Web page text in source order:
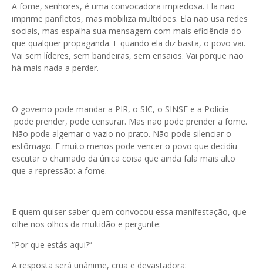
A fome, senhores, é uma convocadora impiedosa. Ela não
imprime panfletos, mas mobiliza multidões. Ela não usa redes
sociais, mas espalha sua mensagem com mais eficiência do
que qualquer propaganda. E quando ela diz basta, o povo vai.
Vai sem líderes, sem bandeiras, sem ensaios. Vai porque não
há mais nada a perder.
O governo pode mandar a PIR, o SIC, o SINSE e a Polícia
pode prender, pode censurar. Mas não pode prender a fome.
Não pode algemar o vazio no prato. Não pode silenciar o
estômago. E muito menos pode vencer o povo que decidiu
escutar o chamado da única coisa que ainda fala mais alto
que a repressão: a fome.
E quem quiser saber quem convocou essa manifestação, que
olhe nos olhos da multidão e pergunte:
“Por que estás aqui?”
A resposta será unânime, crua e devastadora: